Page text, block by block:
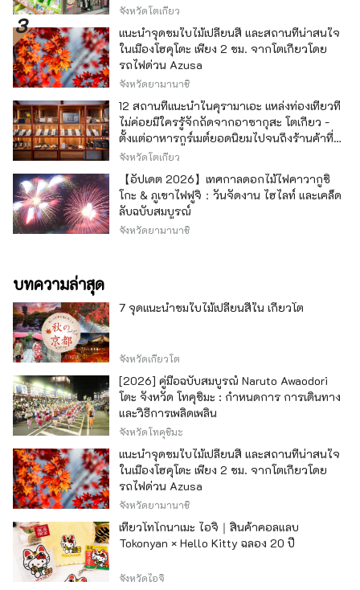
จังหวัดโตเกียว
แนะนำจุดชมใบไม้เปลี่ยนสี และสถานที่น่าสนใจ
ในเมืองโฮคุโตะ เพียง 2 ชม. จากโตเกียวโดย
รถไฟด่วน Azusa
จังหวัดยามานาชิ
12 สถานที่แนะนำในคุรามาเอะ แหล่งท่องเที่ยวที่
ไม่ค่อยมีใครรู้จักถัดจากอาซากุสะ โตเกียว -
ตั้งแต่อาหารกูร์เมต์ยอดนิยมไปจนถึงร้านค้าที่มี
เอกลักษณ์ -
จังหวัดโตเกียว
【อัปเดต 2026】เทศกาลดอกไม้ไฟคาวากูชิ
โกะ & ภูเขาไฟฟูจิ：วันจัดงาน ไฮไลท์ และเคล็ด
ลับฉบับสมบูรณ์
จังหวัดยามานาชิ
บทความล่าสุด
7 จุดแนะนำชมใบไม้เปลี่ยนสีใน เกียวโต
จังหวัดเกียวโต
[2026] คู่มือฉบับสมบูรณ์ Naruto Awaodori
โตะ จังหวัด โทคุชิมะ : กำหนดการ การเดินทาง
และวิธีการเพลิดเพลิน
จังหวัดโทคุชิมะ
แนะนำจุดชมใบไม้เปลี่ยนสี และสถานที่น่าสนใจ
ในเมืองโฮคุโตะ เพียง 2 ชม. จากโตเกียวโดย
รถไฟด่วน Azusa
จังหวัดยามานาชิ
เที่ยวโทโกนาเมะ ไอจิ｜สินค้าคอลแลบ
Tokonyan × Hello Kitty ฉลอง 20 ปี
จังหวัดไอจิ